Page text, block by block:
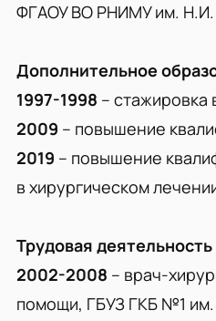
ФГАОУ ВО РНИМУ им. Н.И.
Дополнительное
1997-1998 – стажировка
2009 – повышение
2019 – повышение
в хирургическом
Трудовая деятельность
2002-2008 – врач-
помощи, ГБУЗ ГКБ №1